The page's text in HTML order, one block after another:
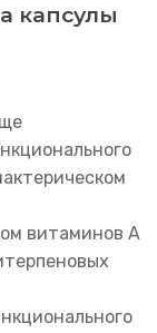
капсулы
витаминов А